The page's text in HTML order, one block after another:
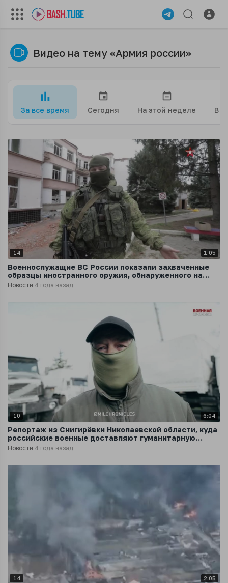
Видео на тему «Армия россии»
За все время Сегодня На этой неделе В
14 1:05
Военнослужащие ВС России показали захваченные
образцы иностранного оружия, обнаруженного на
территории Изюма
Новости 4 года назад
10 6:04
Репортаж из Снигирёвки Николаевской области, куда
российские военные доставляют гуманитарную
помощь
Новости 4 года назад
14 2:05